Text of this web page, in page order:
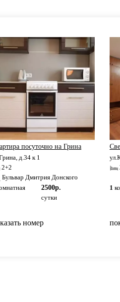
посуточно на Грина
д.34 к 1
2+2
Бульвар Дмитрия Донского
2500р.
сутки
номер
1